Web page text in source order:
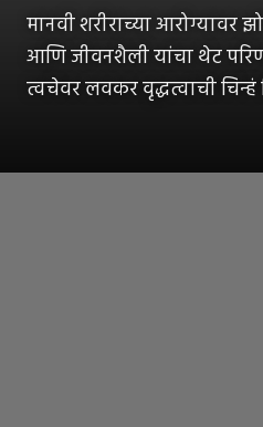
मानवी शरीराच्या आरोग्यावर
आणि जीवनशैली यांचा थेट
त्वचेवर लवकर वृद्धत्वाची